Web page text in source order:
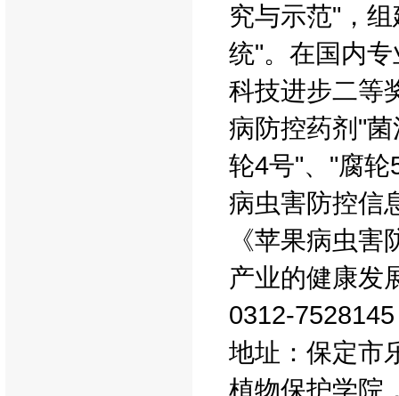
究与示范"，
统"。在国内
科技进步二等
病防控药剂"
轮4号"、"腐
病虫害防控信
《苹果病虫
产业的健康发
0312-
地址：保定市
植物保护学院